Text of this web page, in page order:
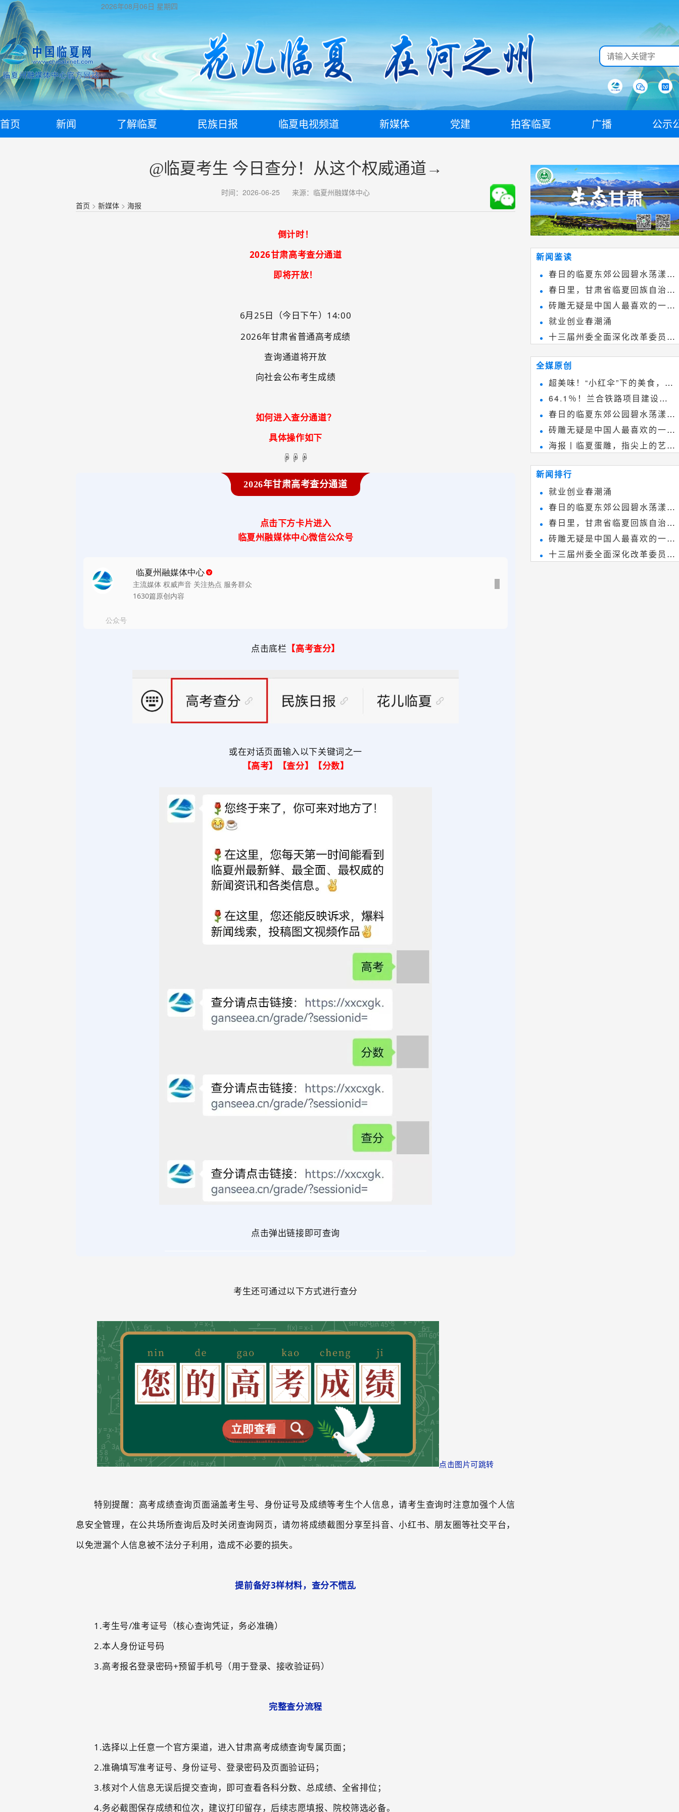
2026年08月06日 星期四
首页 新闻 了解临夏 民族日报 临夏电视频道 新媒体 党建 拍客临夏 广播 公示
@临夏考生 今日查分！从这个权威通道→
时间：2026-06-25
来源：临夏州融媒体中心
首页 > 新媒体 > 海报
倒计时！
2026甘肃高考查分通道
即将开放！
6月25日 （今日下午） 14:00
2026年甘肃省普通高考成绩
查询通道将开放
向社会公布考生成绩
如何进入查分通道？
具体操作如下
☟☟☟
2026年甘肃高考查分通道
点击下方卡片进入
临夏州融媒体中心微信公众号
临夏州融媒体中心
主流媒体 权威声音 关注热点 服务群众
1630篇原创内容
公众号
点击底栏 【高考查分】
或在对话页面输入以下关键词之一
【高考】【查分】【分数】
点击弹出链接即可查询
考生还可通过以下方式进行查分
点击图片可跳转
特别提醒：高考成绩查询页面涵盖考生号、身份证号及成绩等考生个人信息，请考生查询时注意加强个人信
息安全管理，在公共场所查询后及时关闭查询网页，请勿将成绩截图分享至抖音、小红书、朋友圈等社交平台，
以免泄漏个人信息被不法分子利用，造成不必要的损失。
提前备好3样材料，查分不慌乱
1.考生号/准考证号（核心查询凭证，务必准确）
2.本人身份证号码
3.高考报名登录密码+预留手机号（用于登录、接收验证码）
完整查分流程
1.选择以上任意一个官方渠道，进入甘肃高考成绩查询专属页面；
2.准确填写准考证号、身份证号、登录密码及页面验证码；
3.核对个人信息无误后提交查询，即可查看各科分数、总成绩、全省排位；
4.务必截图保存成绩和位次，建议打印留存，后续志愿填报、院校筛选必备。
新闻鉴读
春日的临夏东郊公园碧水荡漾、
春花烂漫
春日里，甘肃省临夏回族自治州
境内的刘家峡大桥，壮观美丽!
砖雕无疑是中国人最喜欢的一种
雕刻艺术，它不仅是民间实用美术
和建筑装饰艺术的有机结合，更成
为中国建筑史上彰品东方美不可磨
就业创业春潮涌
十三届州委全面深化改革委员会
第八次会议召开
全媒原创
超美味！“小红伞”下的美食，绝
不能错过~
64.1％！兰合铁路项目建设加
速推进
春日的临夏东郊公园碧水荡漾、
春花烂漫
砖雕无疑是中国人最喜欢的一种
雕刻艺术，它不仅是民间实用美术
和建筑装饰艺术的有机结合，更成
为中国建筑史上彰品东方美不可磨
灭的一笔。一方青砖里不仅藏着广
海报丨临夏蛋雕，指尖上的艺术
~
新闻排行
就业创业春潮涌
春日的临夏东郊公园碧水荡漾、
春花烂漫
春日里，甘肃省临夏回族自治州
境内的刘家峡大桥，壮观美丽!
砖雕无疑是中国人最喜欢的一种
雕刻艺术，它不仅是民间实用美术
十三届州委全面深化改革委员会